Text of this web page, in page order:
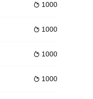
 1000
 1000
 1000
 1000